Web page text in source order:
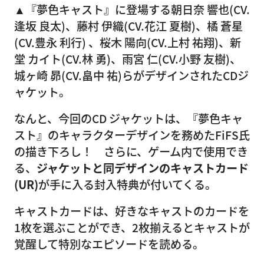
▲『夢色キャスト』に登場する朝日奈 響也(CV.
逢坂 良太)、藤村 伊織(CV.花江 夏樹)、橘 蒼星
(CV.豊永 利行) 、桜木 陽向(CV.上村 祐翔)、新
堂 カイト(CV.林 勇)、雨宮 仁(CV.小野 友樹)、
城ヶ崎 昴(CV.畠中 祐)らがデザインされたCDジ
ャケット。
なんと、今回のCD ジャケットは、『夢色キャ
スト』のキャラクターデザインを務めたFiFS氏
の描き下ろし！ さらに、ゲーム内で使用でき
る、 ジャケットと同デザインのキャストカード
(UR)が手に入る封入特典が付いてくる。
キャストカードは、好きなキャストのカードを
1枚を選ぶことができ、2枚揃えるとキャストが
覚醒して特別なエピソードを読める。